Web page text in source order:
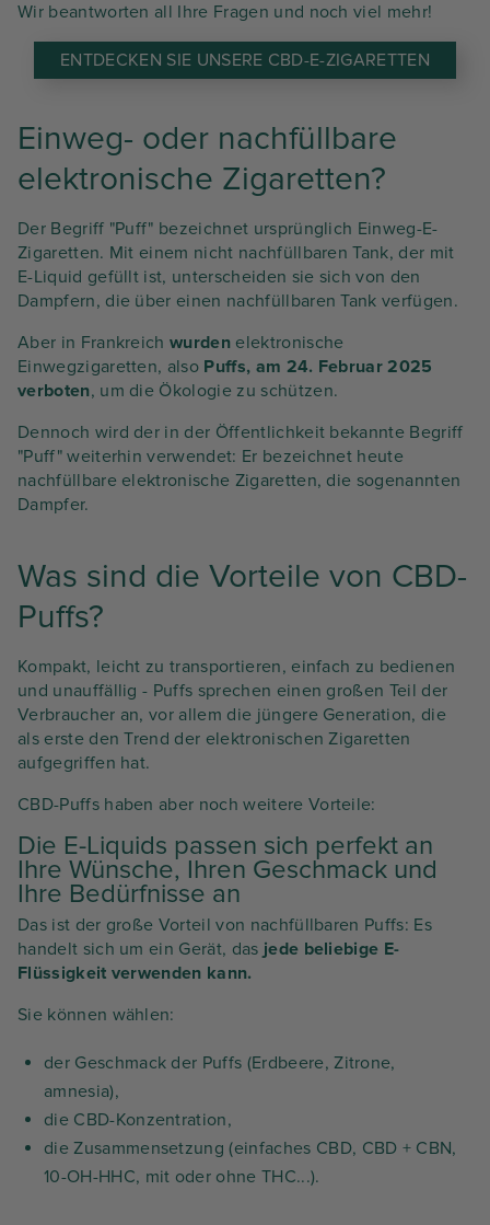
Wir beantworten all Ihre Fragen und noch viel mehr!
ENTDECKEN SIE UNSERE CBD-E-ZIGARETTEN
Einweg- oder nachfüllbare
elektronische Zigaretten?
Der Begriff "Puff" bezeichnet ursprünglich Einweg-E-
Zigaretten. Mit einem nicht nachfüllbaren Tank, der mit
E-Liquid gefüllt ist, unterscheiden sie sich von den
Dampfern, die über einen nachfüllbaren Tank verfügen.
Aber in Frankreichwurden elektronische
Einwegzigaretten, also Puffs, am 24. Februar 2025
verboten, um die Ökologie zu schützen.
Dennoch wird der in der Öffentlichkeit bekannte Begriff
"Puff" weiterhin verwendet: Er bezeichnet heute
nachfüllbare elektronische Zigaretten, die sogenannten
Dampfer.
Was sind die Vorteile von CBD-
Puffs?
Kompakt, leicht zu transportieren, einfach zu bedienen
und unauffällig - Puffs sprechen einen großen Teil der
Verbraucher an, vor allem die jüngere Generation, die
als erste den Trend der elektronischen Zigaretten
aufgegriffen hat.
CBD-Puffs haben aber noch weitere Vorteile:
Die E-Liquids passen sich perfekt an
Ihre Wünsche, Ihren Geschmack und
Ihre Bedürfnisse an
Das ist der große Vorteil von nachfüllbaren Puffs: Es
handelt sich um ein Gerät, das jede beliebige E-
Flüssigkeit verwenden kann.
Sie können wählen:
der Geschmack der Puffs (Erdbeere, Zitrone,
amnesia),
die CBD-Konzentration,
die Zusammensetzung (einfaches CBD, CBD + CBN,
10-OH-HHC, mit oder ohne THC...).